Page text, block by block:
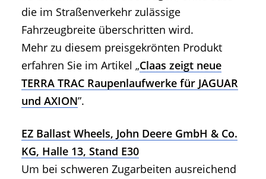
die im Straßenverkehr zulässige
Fahrzeugbreite überschritten wird.
Mehr zu diesem preisgekrönten Produkt
erfahren Sie im Artikel „Claas zeigt neue
TERRA TRAC Raupenlaufwerke für JAGUAR
und AXION”.
EZ Ballast Wheels, John Deere GmbH & Co.
KG, Halle 13, Stand E30
Um bei schweren Zugarbeiten ausreichend